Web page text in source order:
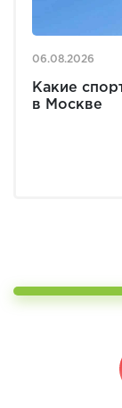
06.08.2026
Какие
в Москве